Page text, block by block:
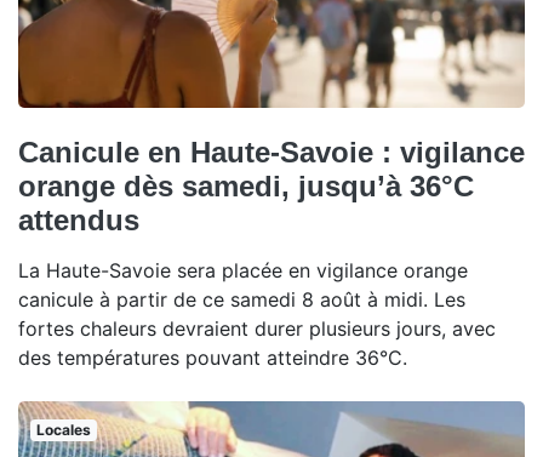
Canicule en Haute-Savoie : vigilance
orange dès samedi, jusqu’à 36°C
attendus
La Haute-Savoie sera placée en vigilance orange
canicule à partir de ce samedi 8 août à midi. Les
fortes chaleurs devraient durer plusieurs jours, avec
des températures pouvant atteindre 36°C.
Locales